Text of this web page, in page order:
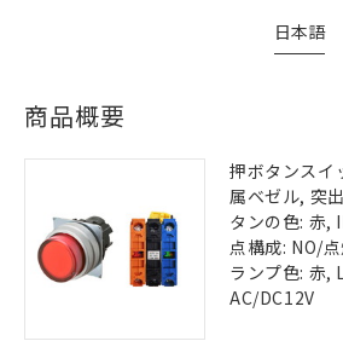
日本語
商品概要
押ボタンスイ
属ベゼル, 突
タンの色: 赤,
点構成: NO/
ランプ色: 赤,
AC/DC12V